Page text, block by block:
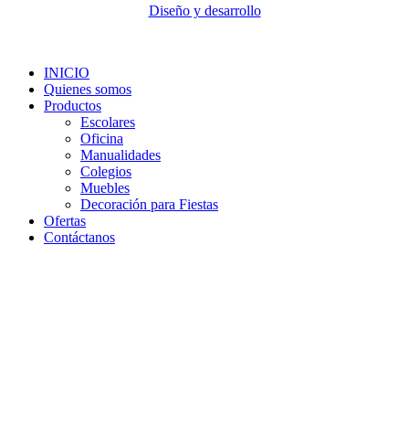
Diseño y desarrollo
INICIO
Quienes somos
Productos
Escolares
Oficina
Manualidades
Colegios
Muebles
Decoración para Fiestas
Ofertas
Contáctanos